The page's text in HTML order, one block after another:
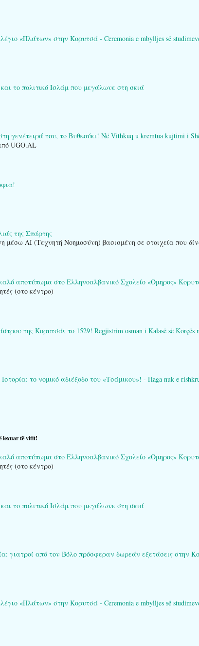
«Πλάτων» στην Κορυτσά - Ceremonia e mbylljes së
το πολιτικό Ισλάμ που μεγάλωνε στη σκιά
γενέτειρά του, το Βυθκούκι! Në Vithkuq u kremtua kujtimi i
UGO.AL
της Σπάρτης
μέσω AI (Τεχνητή Νοημοσύνη) βασισμένη σε στοιχεία που
αποτύπωμα στο Ελληνοαλβανικό Σχολείο «Όμηρος»
(στο κέντρο)
της Κορυτσάς το 1529! Regjistrim osman i Kalasë së Korçës
το νομικό αδιέξοδο του «Τσάμικου»! - Haga nuk e
të vitit!
αποτύπωμα στο Ελληνοαλβανικό Σχολείο «Όμηρος»
(στο κέντρο)
το πολιτικό Ισλάμ που μεγάλωνε στη σκιά
γιατροί από τον Βόλο πρόσφεραν δωρεάν εξετάσεις στην
«Πλάτων» στην Κορυτσά - Ceremonia e mbylljes së